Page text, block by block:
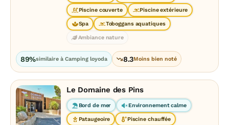
Piscine couverte Piscine extérieure
Spa Toboggans aquatiques
Ambiance nature
89%similaire à Camping loyoda 8.3Moins bien noté
Le Domaine des Pins
Bord de mer Environnement calme
Pataugeoire Piscine chauffée